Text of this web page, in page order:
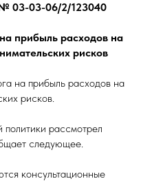
№ 03-03-06/2/123040
прибыль расходов на
рисков
на прибыль расходов на
рисков.
рассмотрел
следующее.
консультационные